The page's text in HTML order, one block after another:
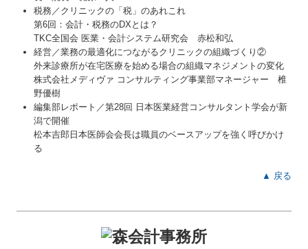
税務／クリニックの「税」のあれこれ
第6回：会計・税務のDXとは？
TKC全国会 医業・会計システム研究会 赤松和弘
経営／業務の最適化につながるクリニックの組織づくり②
外来診療所が在宅医療を始める場合の組織マネジメントの変化
株式会社メディヴァ コンサルティング事業部マネージャー 椎
野優樹
編集部レポート／第28回 日本医業経営コンサルタント学会が新
潟で開催
松本吉郎日本医師会会長は職員のベースアップを強く呼びかけ
る
▲ 戻る